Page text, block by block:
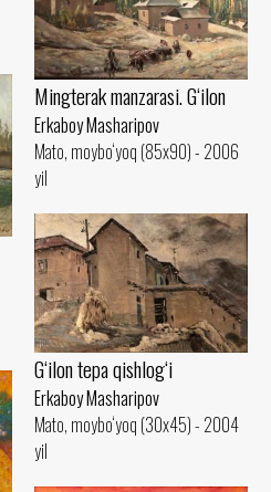
Mingterak manzarasi. G‘ilon
Erkaboy Masharipov
Mato, moybo‘yoq (85x90) - 2006
yil
G‘ilon tepa qishlog‘i
Erkaboy Masharipov
Mato, moybo‘yoq (30x45) - 2004
yil